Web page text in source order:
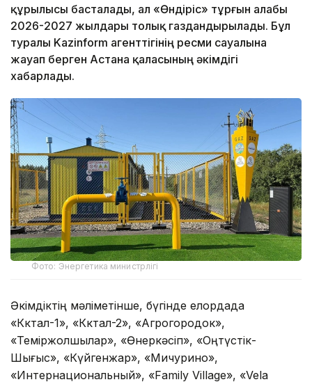
құрылысы басталады, ал «Өндіріс» тұрғын алабы
2026-2027 жылдары толық газдандырылады. Бұл
туралы Kazinform агенттігінің ресми сауалына
жауап берген Астана қаласының әкімдігі
хабарлады.
Фото: Энергетика министрлігі
Әкімдіктің мәліметінше, бүгінде елордада
«Көктал-1», «Көктал-2», «Агрогородок»,
«Теміржолшылар», «Өнеркәсіп», «Оңтүстік-
Шығыс», «Күйгенжар», «Мичурино»,
«Интернациональный», «Family Village», «Vela